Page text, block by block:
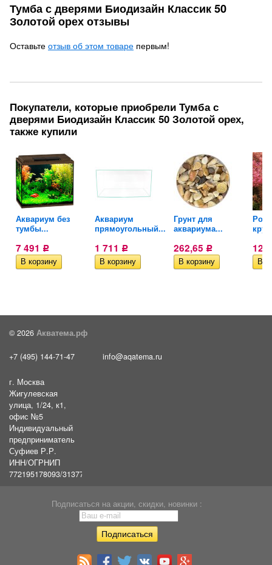
Тумба с дверями Биодизайн Классик 50
Золотой орех отзывы
Оставьте отзыв об этом товаре первым!
Покупатели, которые приобрели Тумба с
дверями Биодизайн Классик 50 Золотой орех,
также купили
Аквариум без
тумбы...
7 491 Р
Аквариум
прямоугольный...
1 711 Р
Грунт для
аквариума...
262,65 Р 124
© 2026 Акватема.рф
+7 (495) 144-71-47 info@aqatema.ru
г. Москва
Жигулевская
улица, 1/24, к1,
офис №5
Индивидуальный
предприниматель
Суфиев Р.Р.
ИНН/ОГРНИП
772195178093/31377461610054
Подписаться на акции, скидки, новинки :